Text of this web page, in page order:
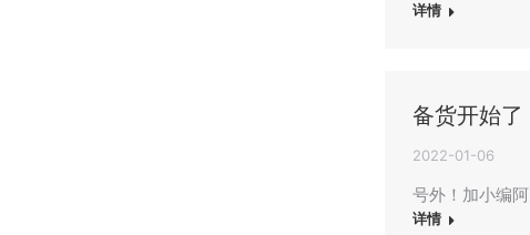
详情
备货开始了
2022-01-06
号外！加小编
详情